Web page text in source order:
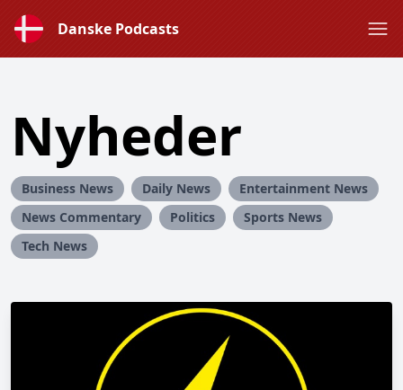
Danske Podcasts
Nyheder
Business News Daily News
Entertainment News
News Commentary
Politics
Sports News
Tech News